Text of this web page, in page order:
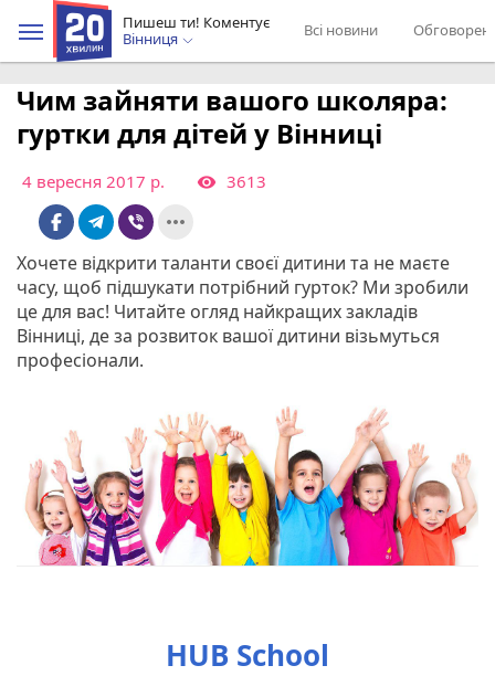
Пишеш ти! Коментує
Вінниця
Всі новини
Чим зайняти вашого школяра:
гуртки для дітей у Вінниці
4 вересня 2017 р.  3613
more_horiz
Хочете відкрити таланти своєї дитини та не маєте
часу, щоб підшукати потрібний гурток? Ми зробили
це для вас! Читайте огляд найкращих закладів
Вінниці, де за розвиток вашої дитини візьмуться
професіонали.
HUB School